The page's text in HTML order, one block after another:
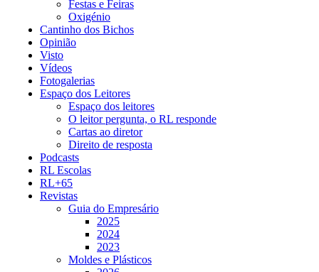
Festas e Feiras
Oxigénio
Cantinho dos Bichos
Opinião
Visto
Vídeos
Fotogalerias
Espaço dos Leitores
Espaço dos leitores
O leitor pergunta, o RL responde
Cartas ao diretor
Direito de resposta
Podcasts
RL Escolas
RL+65
Revistas
Guia do Empresário
2025
2024
2023
Moldes e Plásticos